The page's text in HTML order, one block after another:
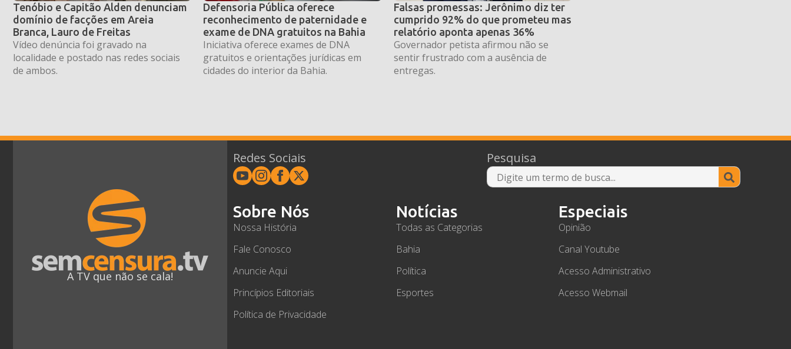
Tenóbio e Capitão Alden denunciam
domínio de facções em Areia
Branca, Lauro de Freitas
Vídeo denúncia foi gravado na
localidade e postado nas redes sociais
de ambos.
Defensoria Pública oferece
reconhecimento de paternidade e
exame de DNA gratuitos na Bahia
Iniciativa oferece exames de DNA
gratuitos e orientações jurídicas em
cidades do interior da Bahia.
Falsas promessas: Jerônimo diz ter
cumprido 92% do que prometeu mas
relatório aponta apenas 36%
Governador petista afirmou não se
sentir frustrado com a ausência de
entregas.
A TV que não se cala!
Redes Sociais Pesquisa
Search
for:
Sobre Nós
Nossa História
Fale Conosco
Anuncie Aqui
Princípios Editoriais
Política de Privacidade
Notícias
Todas as Categorias
Bahia
Política
Esportes
Especiais
Opinião
Canal Youtube
Acesso Administrativo
Acesso Webmail